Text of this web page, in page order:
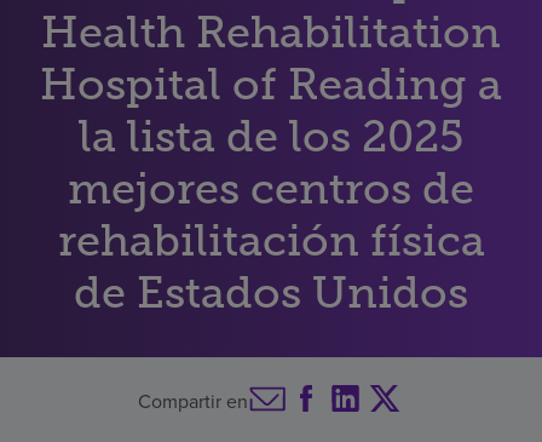
o
n
d
Recursos de salud
Acerca de nosotros
Inversores
Health Rehabilitation
Hospital of Reading a
la lista de los 2025
mejores centros de
rehabilitación física
de Estados Unidos
Compartir en